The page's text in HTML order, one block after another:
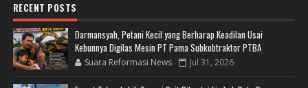
RECENT POSTS
Darmansyah, Petani Kecil yang Berharap Keadilan Usai
Kebunnya Digilas Mesin PT Pama Subkobtraktor PTBA
Suara Reformasi News Jul 31, 2026